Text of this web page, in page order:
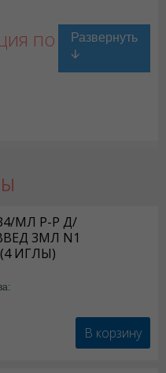
по
МЛ Р-Р Д/
3МЛ N1
ИГЛЫ)
В корзину